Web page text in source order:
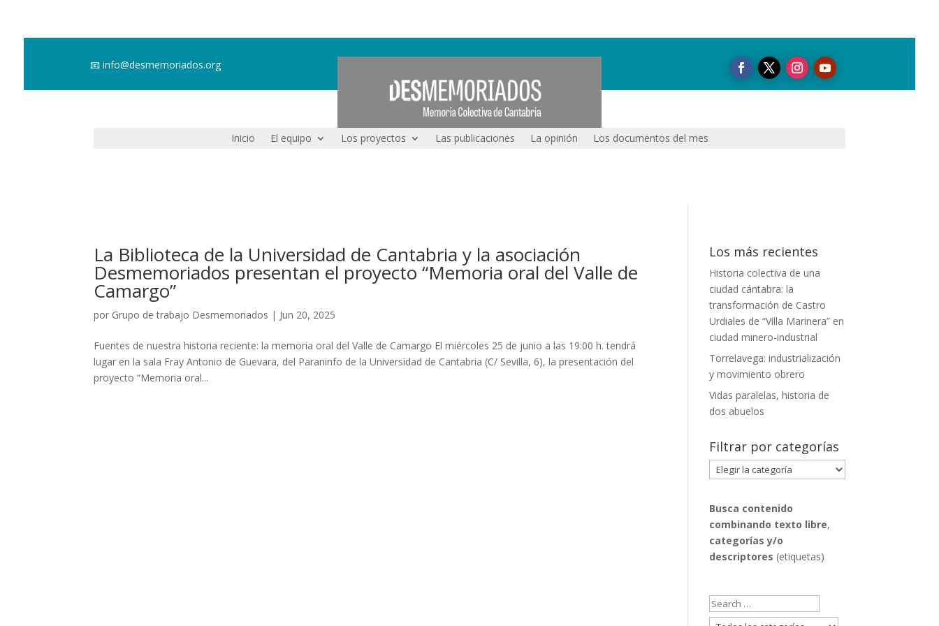
📧info@desmemoriados.org
Inicio El equipo Los proyectos Las publicaciones La opinión Los documentos del mes
La Biblioteca de la Universidad de Cantabria y la asociación
Desmemoriados presentan el proyecto “Memoria oral del Valle de
Camargo”
por Grupo de trabajo Desmemoriados | Jun 20, 2025
Fuentes de nuestra historia reciente: la memoria oral del Valle de Camargo El miércoles 25 de junio a las 19:00 h. tendrá
lugar en la sala Fray Antonio de Guevara, del Paraninfo de la Universidad de Cantabria (C/ Sevilla, 6), la presentación del
proyecto “Memoria oral...
Los más recientes
Historia colectiva de una
ciudad cántabra: la
transformación de Castro
Urdiales de “Villa Marinera” en
ciudad minero-industrial
Torrelavega: industrialización
y movimiento obrero
Vidas paralelas, historia de
dos abuelos
Filtrar por categorías
Filtrar
por
Busca contenido
combinando texto libre,
categorías y/o
descriptores (etiquetas)